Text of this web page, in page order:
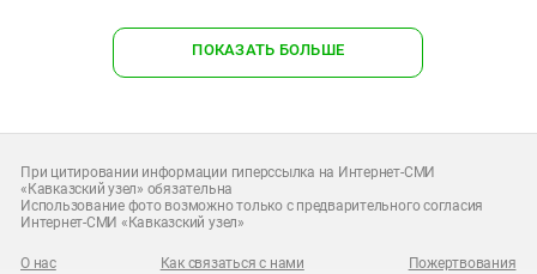
ПОКАЗАТЬ БОЛЬШЕ
При цитировании информации гиперссылка на Интернет-СМИ
«Кавказский узел» обязательна
Использование фото возможно только с предварительного согласия
Интернет-СМИ «Кавказский узел»
О нас Как связаться с нами Пожертвования